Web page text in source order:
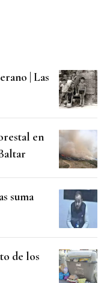
| Las
en
suma
de los